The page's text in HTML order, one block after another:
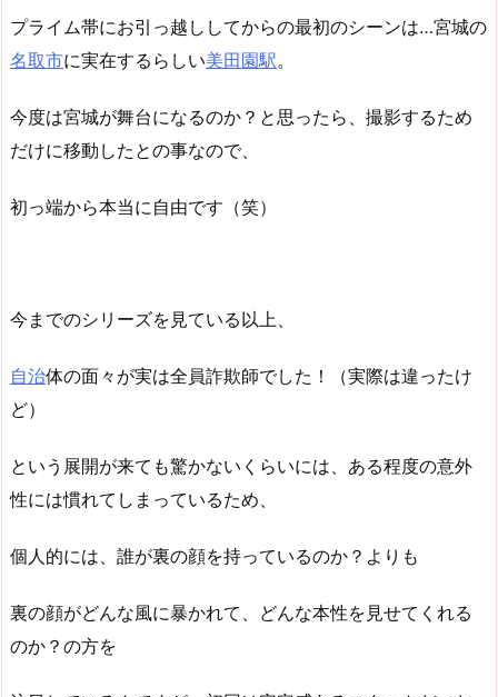
プライム帯にお引っ越ししてからの最初のシーンは…宮城の
名取市に実在するらしい美田園駅。
今度は宮城が舞台になるのか？と思ったら、撮影するため
だけに移動したとの事なので、
初っ端から本当に自由です（笑）
今までのシリーズを見ている以上、
自治体の面々が実は全員詐欺師でした！（実際は違ったけ
ど）
という展開が来ても驚かないくらいには、ある程度の意外
性には慣れてしまっているため、
個人的には、誰が裏の顔を持っているのか？よりも
裏の顔がどんな風に暴かれて、どんな本性を見せてくれる
のか？の方を